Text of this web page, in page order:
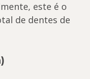
este é o
de dentes de